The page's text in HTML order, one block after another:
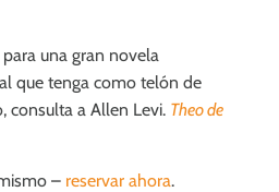
una gran novela
que tenga como telón de
consulta a Allen Levi. Theo de
– reservar ahora.